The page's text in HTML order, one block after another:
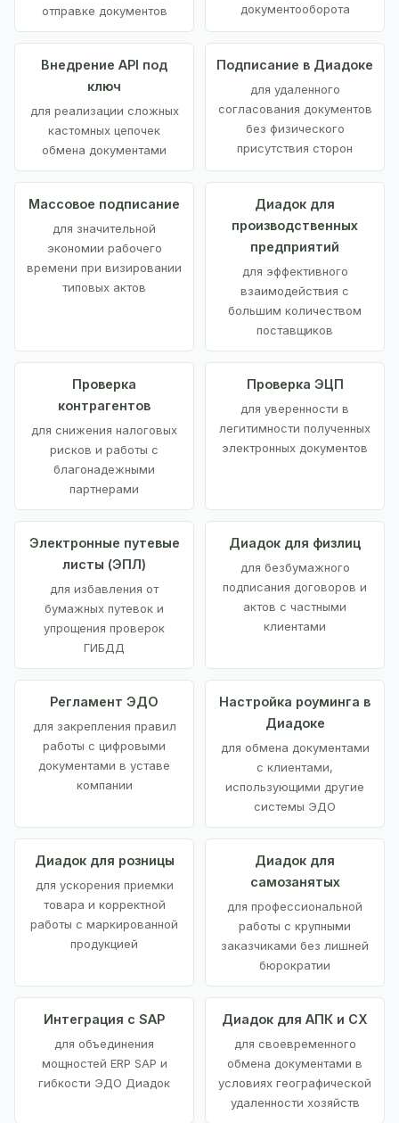
отправке документов
документооборота
Внедрение API под
ключ
для реализации сложных
кастомных цепочек
обмена документами
Подписание в Диадоке
для удаленного
согласования документов
без физического
присутствия сторон
Массовое подписание
для значительной
экономии рабочего
времени при визировании
типовых актов
Диадок для
производственных
предприятий
для эффективного
взаимодействия с
большим количеством
поставщиков
Проверка
контрагентов
для снижения налоговых
рисков и работы с
благонадежными
партнерами
Проверка ЭЦП
для уверенности в
легитимности полученных
электронных документов
Электронные путевые
листы (ЭПЛ)
для избавления от
бумажных путевок и
упрощения проверок
ГИБДД
Диадок для физлиц
для безбумажного
подписания договоров и
актов с частными
клиентами
Регламент ЭДО
для закрепления правил
работы с цифровыми
документами в уставе
компании
Настройка роуминга в
Диадоке
для обмена документами
с клиентами,
использующими другие
системы ЭДО
Диадок для розницы
для ускорения приемки
товара и корректной
работы с маркированной
продукцией
Диадок для
самозанятых
для профессиональной
работы с крупными
заказчиками без лишней
бюрократии
Интеграция с SAP
для объединения
мощностей ERP SAP и
гибкости ЭДО Диадок
Диадок для АПК и СХ
для своевременного
обмена документами в
условиях географической
удаленности хозяйств